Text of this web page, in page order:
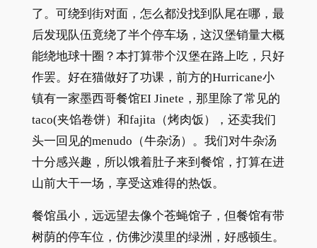
了。可绕到街对面，怎么都没找到队尾在哪，最
后发现队伍竟绕了半个停车场，这汉堡销量大概
能绕地球十圈？本打算带个汉堡在路上吃，只好
作罢。好在猫做好了功课，前方的Hurricane小
镇有一家墨西哥餐馆EI Jinete，那里除了常见的
taco(夹馅卷饼）和fajita（烤肉饭），还卖我们
头一回见的menudo（牛杂汤）。我们对牛杂汤
十分感兴趣，所以饿着肚子来到餐馆，打算在进
山前大干一场，享受这难得的热饭。
餐馆虽小，远远望去像个苍蝇馆子，但餐馆有带
树荫的停车位，仿佛沙漠里的绿洲，好感顿生。